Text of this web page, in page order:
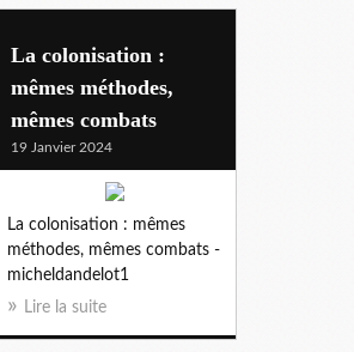
La colonisation :
mêmes méthodes,
mêmes combats
19 Janvier 2024
La colonisation : mêmes
méthodes, mêmes combats -
micheldandelot1
Lire la suite